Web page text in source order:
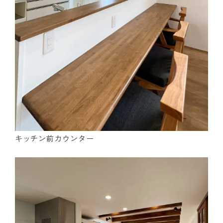
キッチン前カウンター